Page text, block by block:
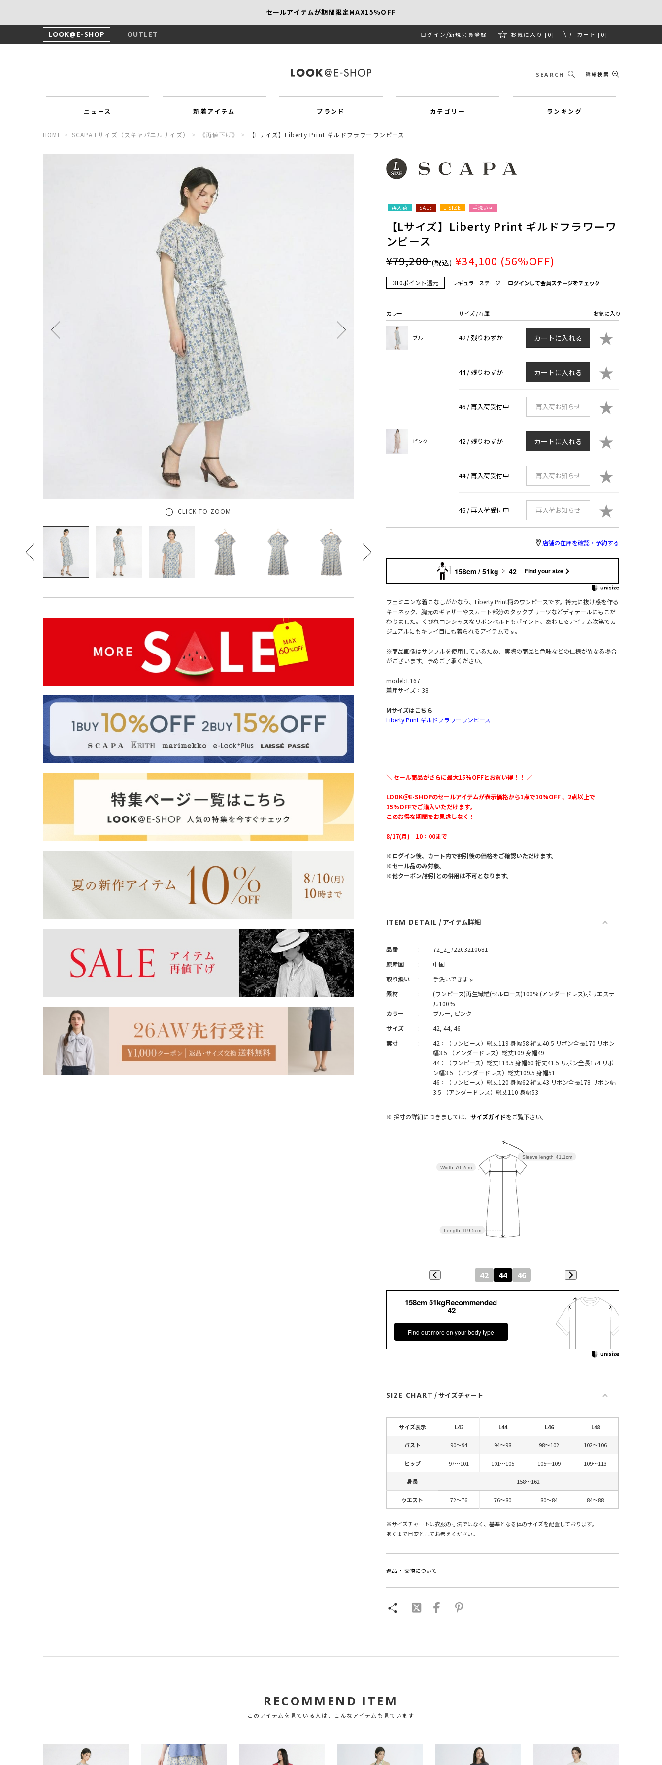
セールアイテムが期間限定MAX15％OFF
LOOK@E-SHOP OUTLET ログイン 新規会員登録 お気に入り [0] カート [0]
詳細検索
ニュース 新着アイテム ブランド カテゴリー ランキング
HOME > SCAPA Lサイズ（スキャパエルサイズ） > 《再値下げ》 > 【Lサイズ】Liberty Print ギルドフラワーワンピース
CLICK TO ZOOM
再入荷 SALE L SIZE 手洗い可
【Lサイズ】Liberty Print ギルドフラワーワ
ンピース
¥79,200(税込) ¥34,100 (56%OFF)
310ポイント還元 レギュラーステージ ログインして会員ステージをチェック
カラー サイズ / 在庫 お気に入り
ブルー 42 /残りわずか カートに入れる ★
44 /残りわずか カートに入れる ★
46 /再入荷受付中 再入荷お知らせ ★
ピンク 42 /残りわずか カートに入れる ★
44 /再入荷受付中 再入荷お知らせ ★
46 /再入荷受付中 再入荷お知らせ ★
店舗の在庫を確認・予約する
158cm / 51kg 42 Find your size
フェミニンな着こなしがかなう、Liberty Print柄のワンピースです。衿元に抜け感を作る
キーネック、胸元のギャザーやスカート部分のタックプリーツなどディテールにもこだ
わりました。くびれコンシャスなリボンベルトもポイント、あわせるアイテム次第でカ
ジュアルにもキレイ目にも着られるアイテムです。
※商品画像はサンプルを使用しているため、実際の商品と色味などの仕様が異なる場合
がございます。予めご了承ください。
model:T.167
着用サイズ：38
Mサイズはこちら
Liberty Print ギルドフラワーワンピース
＼ セール商品がさらに最大15%OFFとお買い得！！ ／
LOOK＠E-SHOPのセールアイテムが表示価格から1点で10%OFF 、2点以上で
15%OFFでご購入いただけます。
このお得な期間をお見逃しなく！
8/17(月) 10：00まで
※ログイン後、カート内で割引後の価格をご確認いただけます。
※セール品のみ対象。
※他クーポン/割引との併用は不可となります。
ITEM DETAIL / アイテム詳細
品番 :
72_2_72263210681
原産国
:
中国
取り扱い
:
手洗いできます
素材
:
(ワンピース)再生繊維(セルロース)100% (アンダードレス)ポリエステ
ル100%
カラー
:
ブルー, ピンク
サイズ
:
42, 44, 46
実寸
:
42：（ワンピース）総丈119 身幅58 裄丈40.5 リボン全長170 リボン
幅3.5 （アンダードレス）総丈109 身幅49
44：（ワンピース）総丈119.5 身幅60 裄丈41.5 リボン全長174 リボ
ン幅3.5 （アンダードレス）総丈109.5 身幅51
46：（ワンピース）総丈120 身幅62 裄丈43 リボン全長178 リボン幅
3.5 （アンダードレス）総丈110 身幅53
※ 採寸の詳細につきましては、サイズガイドをご覧下さい。
Sleeve length 41.1cm
Length 119.5cm
Width 70.2cm
42 44 46
158cm 51kgRecommended
42
Find out more on your body type
SIZE CHART / サイズチャート
サイズ表示 L42 L44 L46 L48
バスト 90～94 94～98 98～102 102～106
ヒップ 97～101 101～105 105～109 109～113
身長 158～162
ウエスト 72～76 76～80 80～84 84～88
※サイズチャートは衣服の寸法ではなく、基準となる体のサイズを配置しております。
あくまで目安としてお考えください。
返品 ・ 交換について
RECOMMEND ITEM
このアイテムを見ている人は、こんなアイテムも見ています